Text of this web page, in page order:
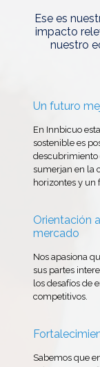
Ese es
impacto
nuestro
Un futuro
En Innbicuo
sostenible es
descubrimiento
sumerjan en la
horizontes y un
Orientación
mercado
Nos apasiona
sus partes
los desafíos de
competitivos.
Sabemos que